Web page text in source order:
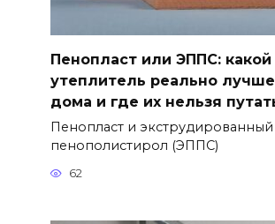
Пенопласт или ЭППС: какой
утеплитель реально
дома и где их нельзя
Пенопласт и экструдированный
пенополистирол (ЭППС)
62